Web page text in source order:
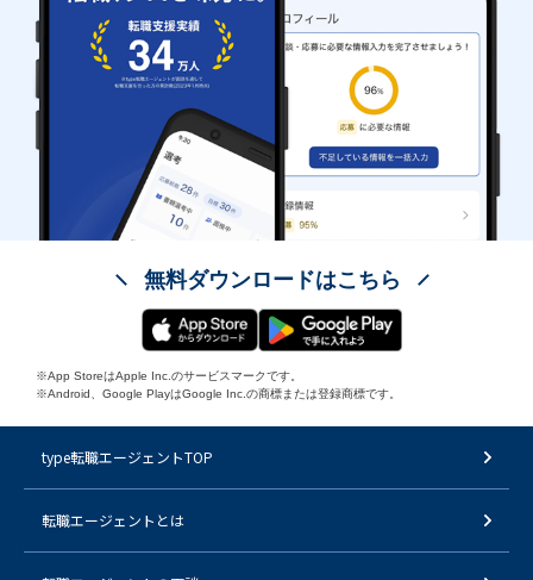
無料ダウンロードはこちら
※App StoreはApple Inc.のサービスマークです。
※Android、Google PlayはGoogle Inc.の商標または登録商標です。
type転職エージェントTOP
転職エージェントとは